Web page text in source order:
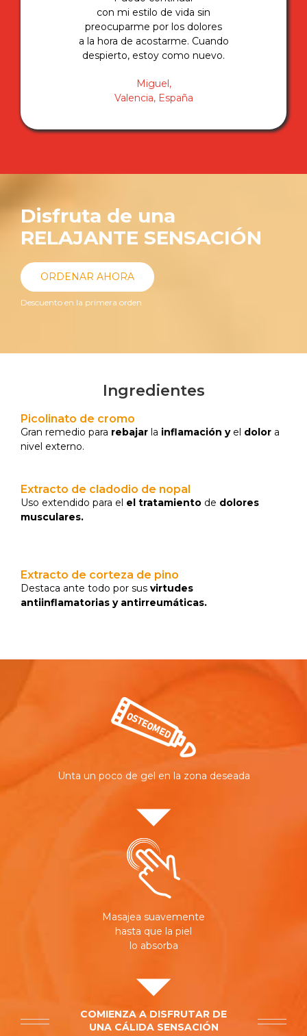
con mi estilo de vida sin
preocuparme por los dolores
a la hora de acostarme. Cuando
despierto, estoy como nuevo.
Miguel,
Valencia, España
Disfruta de una
RELAJANTE SENSACIÓN
ORDENAR AHORA
Descuento en la primera orden
Ingredientes
Picolinato de cromo
Gran remedio para rebajar la inflamación yel dolor a
nivel externo.
Extracto de cladodio de nopal
Uso extendido para el el tratamiento de dolores
musculares.
Extracto de corteza de pino
Destaca ante todo por sus virtudes
antiinflamatorias y antirreumáticas.
Unta un poco de gel en la zona deseada
Masajea suavemente
hasta que la piel
lo absorba
COMIENZA A DISFRUTAR DE
UNA CÁLIDA SENSACIÓN